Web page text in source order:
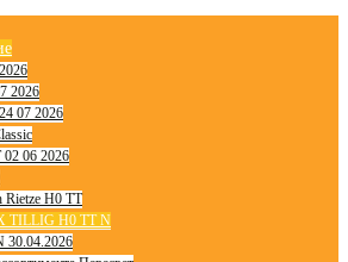
2026
07 2026
06 2026
Rietze H0 TT
TILLIG H0 TT N
30.04.2026